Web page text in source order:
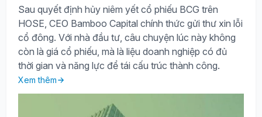
Sau quyết định hủy niêm yết cổ phiếu BCG trên
HOSE, CEO Bamboo Capital chính thức gửi thư xin lỗi
cổ đông. Với nhà đầu tư, câu chuyện lúc này không
còn là giá cổ phiếu, mà là liệu doanh nghiệp có đủ
thời gian và năng lực để tái cấu trúc thành công.
Xem thêm